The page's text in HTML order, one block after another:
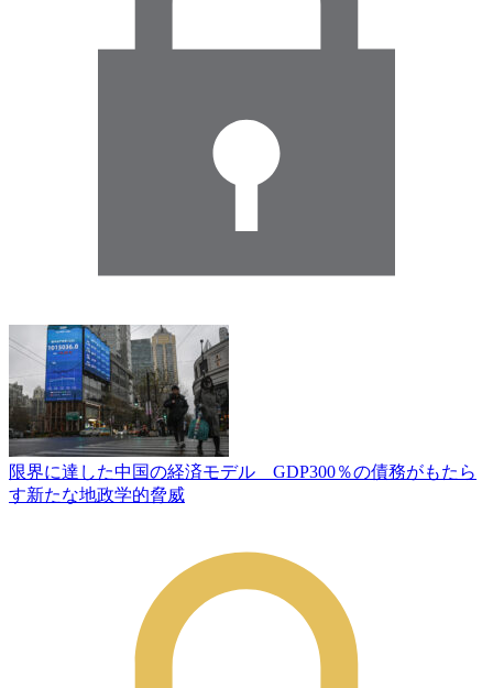
限界に達した中国の経済モデル GDP300％の債務がもたら
す新たな地政学的脅威